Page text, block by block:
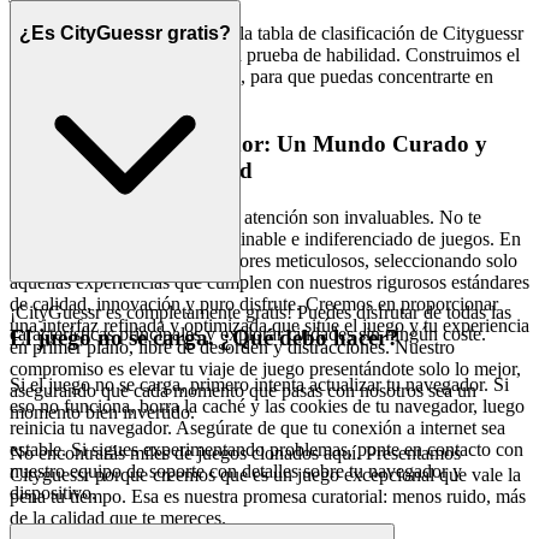
Persigue ese primer puesto en la tabla de clasificación de Cityguessr
sabiendo que es una verdadera prueba de habilidad. Construimos el
campo de juego seguro y justo, para que puedas concentrarte en
4. Respeto por el Jugador: Un Mundo Curado y
Prioritario en la Calidad
Reconocemos que tu tiempo y atención son invaluables. No te
abrumamos con un mar interminable e indiferenciado de juegos. En
cambio, actuamos como curadores meticulosos, seleccionando solo
aquellas experiencias que cumplen con nuestros rigurosos estándares
de calidad, innovación y puro disfrute. Creemos en proporcionar
una interfaz refinada y optimizada que sitúe el juego y tu experiencia
en primer plano, libre de desorden y distracciones. Nuestro
compromiso es elevar tu viaje de juego presentándote solo lo mejor,
asegurando que cada momento que pasas con nosotros sea un
momento bien invertido.
No encontrarás miles de juegos clonados aquí. Presentamos
Cityguessr porque creemos que es un juego excepcional que vale la
pena tu tiempo. Esa es nuestra promesa curatorial: menos ruido, más
de la calidad que te mereces.
¿Es CityGuessr gratis?
¡CityGuessr es completamente gratis! Puedes disfrutar de todas las
características principales y explorar ciudades sin ningún coste.
El juego no se carga. ¿Qué debo hacer?
Si el juego no se carga, primero intenta actualizar tu navegador. Si
eso no funciona, borra la caché y las cookies de tu navegador, luego
reinicia tu navegador. Asegúrate de que tu conexión a internet sea
estable. Si sigues experimentando problemas, ponte en contacto con
nuestro equipo de soporte con detalles sobre tu navegador y
dispositivo.